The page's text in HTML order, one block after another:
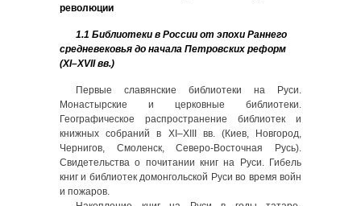
революции
1.1 Библиотеки в России от эпохи Раннего
средневековья до начала Петровских реформ
(XI–XVII вв.)
Первые славянские библиотеки на Руси.
Монастырские и церковные библиотеки.
Географическое распространение библиотек и
книжных собраний в XI–XIII вв. (Киев, Новгород,
Чернигов, Смоленск, Северо-Восточная Русь).
Свидетельства о почитании книг на Руси. Гибель
книг и библиотек домонгольской Руси во время войн
и пожаров.